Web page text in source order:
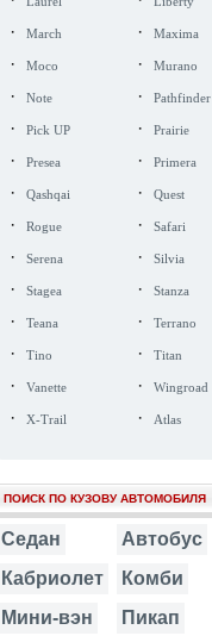
· March · Maxima
· Moco · Murano
· Note · Pathfinder
· Pick UP · Prairie
· Presea · Primera
· Qashqai · Quest
· Rogue · Safari
· Serena · Silvia
· Stagea · Stanza
· Teana · Terrano
· Tino · Titan
· Vanette · Wingroad
· X-Trail · Atlas
ПОИСК ПО КУЗОВУ АВТОМОБИЛЯ
Седан Автобус
Кабриолет
Комби
Мини-вэн
Пикап